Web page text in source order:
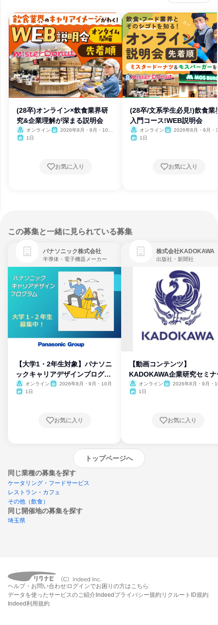
(28卒)オンライン×飲食業界研
究&企業理解が深まる説明会
オンライン
2026年8月・9月・10
1日
お気に入り
(28卒/文系学生必見!)飲食業
入門コース!WEB説明会
オンライン
2026年8月・9月・
1日
お気に入り
この募集と一緒に見られている募集
パナソニック株式会社
半導体・電子機器メーカー
【大学1・2年生対象】パナソニ
ックキャリアデザインプログラ
ム
オンライン
2026年8月・9月・10月
1日
お気に入り
株式会社KADOKAWA
出版社・新聞社
【動画コンテンツ】
KADOKAWA企業研究セミナ
オンライン
2026年8月・9月・
1日
お気に入り
トップページへ
同じ業種の募集を探す
ケータリング・フードサービス
レストラン・カフェ
その他（飲食）
同じ開催地の募集を探す
埼玉県
エントリーするとプログラムの詳細案内を
受け取れるようになります
ヘルプ・お問い合わせ ログインでお困りの方はこちら
データを使ったサービスのご紹介 Indeedプライバシー規約 リクルートID規約
Indeed利用規約